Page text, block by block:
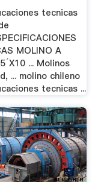
tecnicas
MOLINO A
... Molinos
... molino chileno
tecnicas ...